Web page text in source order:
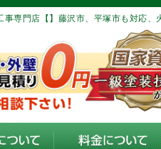
専門店【】藤沢市、平塚市も対応、